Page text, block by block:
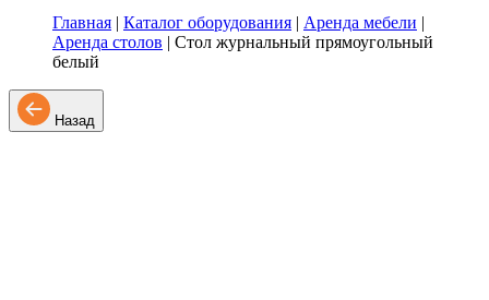
Главная | Каталог оборудования | Аренда мебели |
Аренда столов | Стол журнальный прямоугольный
белый
Назад